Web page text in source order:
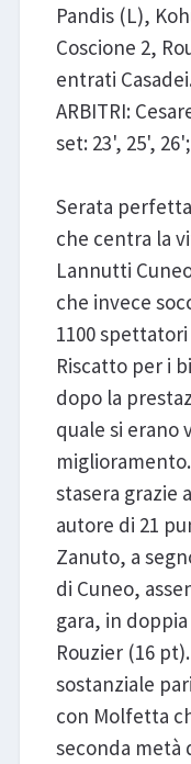
Pandis (L),
Coscione 2,
entrati
ARBITRI:
set: 23', 25',
Serata
che centra la
Lannutti
che invece
1100
Riscatto per i
dopo la
quale si erano
stasera grazie
autore di 21
Zanuto, a
di Cuneo,
gara, in
Rouzier (16
sostanziale
con Molfetta
seconda metà